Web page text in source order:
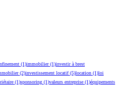
(1)immobilier(1)investir à brest
(2)investissement locatif(5)location (1)loi
(1)sponsoring (1)valeurs entreprise (1)équipements